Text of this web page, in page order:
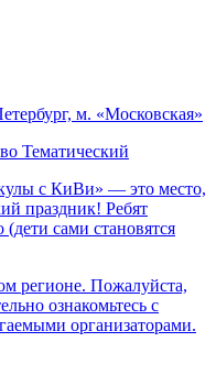
м. «Московская»
Тематический
с КиВи» — это место,
праздник! Ребят
сами становятся
регионе. Пожалуйста,
ознакомьтесь с
организаторами.